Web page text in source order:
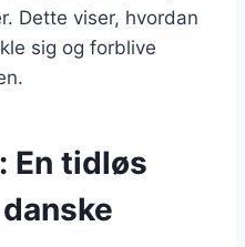
Dette viser, hvordan
sig og forblive
En tidløs